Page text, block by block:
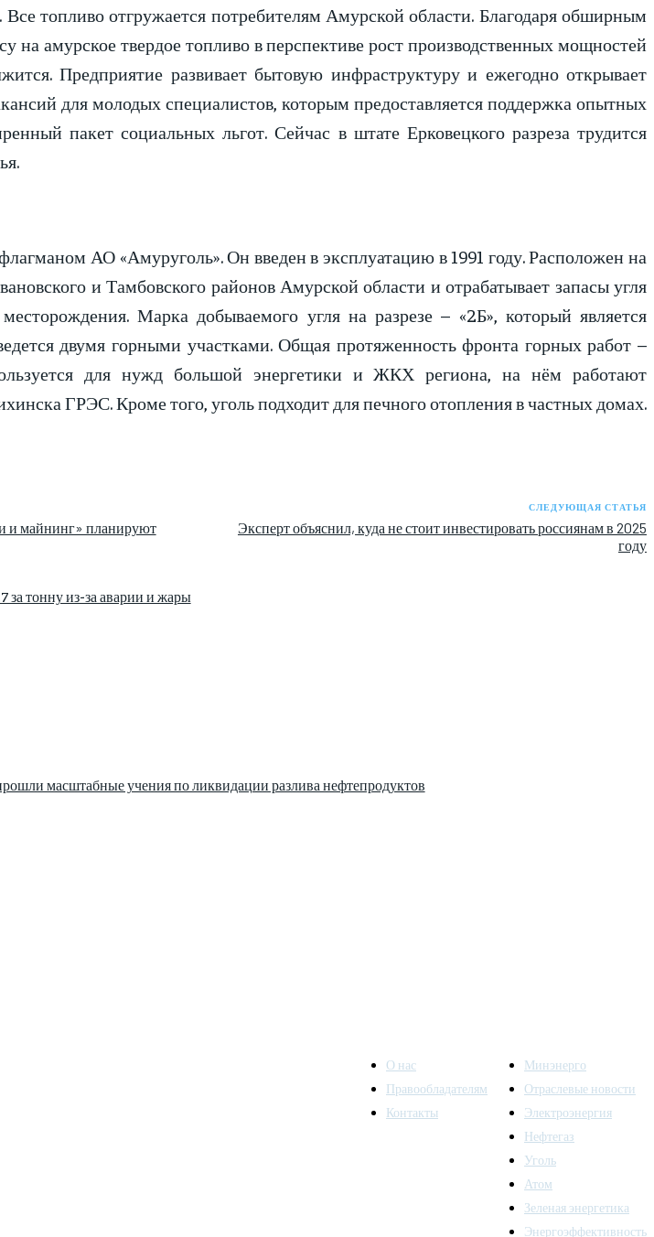
Все топливо отгружается потребителям Амурской области. Благодаря обширным
на амурское твердое топливо в перспективе рост производственных мощностей
Предприятие развивает бытовую инфраструктуру и ежегодно открывает
для молодых специалистов, которым предоставляется поддержка опытных
пакет социальных льгот. Сейчас в штате Ерковецкого разреза трудится
АО «Амуруголь». Он введен в эксплуатацию в 1991 году. Расположен на
и Тамбовского районов Амурской области и отрабатывает запасы угля
месторождения. Марка добываемого угля на разрезе – «2Б», который является
двумя горными участками. Общая протяженность фронта горных работ –
для нужд большой энергетики и ЖКХ региона, на нём работают
ГРЭС. Кроме того, уголь подходит для печного отопления в частных домах.
и майнинг» планируют
СЛЕДУЮЩАЯ СТАТЬЯ
Эксперт объяснил, куда не стоит инвестировать россиянам в 2025
году
за тонну из-за аварии и жары
масштабные учения по ликвидации разлива нефтепродуктов
О нас
Правообладателям
Контакты
Минэнерго
Отраслевые новости
Электроэнергия
Нефтегаз
Уголь
Атом
Зеленая энергетика
Энергоэффективность